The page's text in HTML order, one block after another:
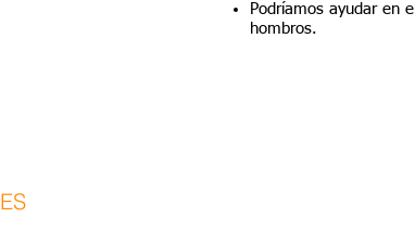
Podríamos ayudar en
hombros.